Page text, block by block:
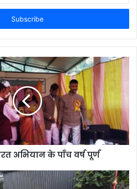
अभियान के पाँच वर्ष पूर्ण